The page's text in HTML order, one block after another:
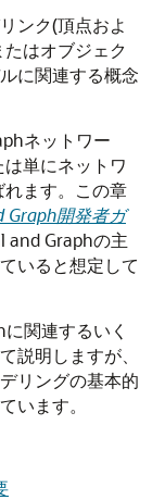
ンク(頂点およ
はオブジェク
に関連する概念
ネットワー
単にネットワ
ます。この章
Graph開発者ガ
and Graphの主
いると想定して
関連するいく
説明しますが、
リングの基本的
います。